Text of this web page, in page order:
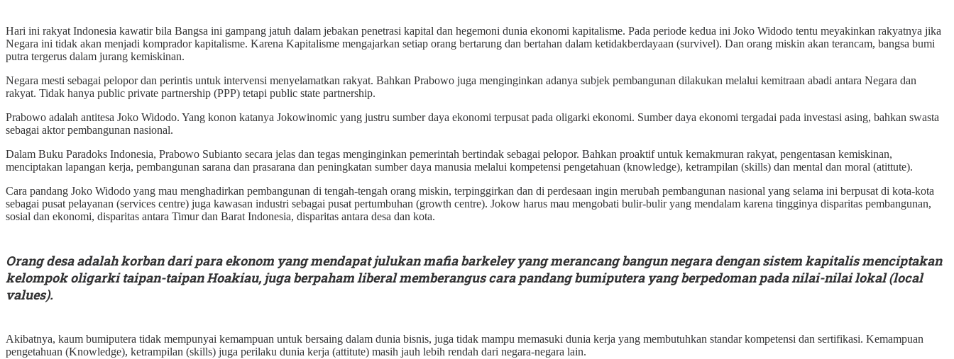
Hari ini rakyat Indonesia kawatir bila Bangsa ini gampang jatuh dalam jebakan penetrasi kapital dan hegemoni dunia ekonomi kapitalisme. Pada periode kedua ini Joko Widodo tentu meyakinkan rakyatnya jika
Negara ini tidak akan menjadi komprador kapitalisme. Karena Kapitalisme mengajarkan setiap orang bertarung dan bertahan dalam ketidakberdayaan (survivel). Dan orang miskin akan terancam, bangsa bumi
putra tergerus dalam jurang kemiskinan.
Negara mesti sebagai pelopor dan perintis untuk intervensi menyelamatkan rakyat. Bahkan Prabowo juga menginginkan adanya subjek pembangunan dilakukan melalui kemitraan abadi antara Negara dan
rakyat. Tidak hanya public private partnership (PPP) tetapi public state partnership.
Prabowo adalah antitesa Joko Widodo. Yang konon katanya Jokowinomic yang justru sumber daya ekonomi terpusat pada oligarki ekonomi. Sumber daya ekonomi tergadai pada investasi asing, bahkan swasta
sebagai aktor pembangunan nasional.
Dalam Buku Paradoks Indonesia, Prabowo Subianto secara jelas dan tegas menginginkan pemerintah bertindak sebagai pelopor. Bahkan proaktif untuk kemakmuran rakyat, pengentasan kemiskinan,
menciptakan lapangan kerja, pembangunan sarana dan prasarana dan peningkatan sumber daya manusia melalui kompetensi pengetahuan (knowledge), ketrampilan (skills) dan mental dan moral (atittute).
Cara pandang Joko Widodo yang mau menghadirkan pembangunan di tengah-tengah orang miskin, terpinggirkan dan di perdesaan ingin merubah pembangunan nasional yang selama ini berpusat di kota-kota
sebagai pusat pelayanan (services centre) juga kawasan industri sebagai pusat pertumbuhan (growth centre). Jokow harus mau mengobati bulir-bulir yang mendalam karena tingginya disparitas pembangunan,
sosial dan ekonomi, disparitas antara Timur dan Barat Indonesia, disparitas antara desa dan kota.
Orang desa adalah korban dari para ekonom yang mendapat julukan mafia barkeley yang merancang bangun negara dengan sistem kapitalis menciptakan
kelompok oligarki taipan-taipan Hoakiau, juga berpaham liberal memberangus cara pandang bumiputera yang berpedoman pada nilai-nilai lokal (local
values).
Akibatnya, kaum bumiputera tidak mempunyai kemampuan untuk bersaing dalam dunia bisnis, juga tidak mampu memasuki dunia kerja yang membutuhkan standar kompetensi dan sertifikasi. Kemampuan
pengetahuan (Knowledge), ketrampilan (skills) juga perilaku dunia kerja (attitute) masih jauh lebih rendah dari negara-negara lain.